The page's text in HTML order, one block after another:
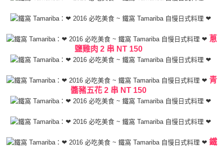
蔥
鹽雞肉 2 串 NT 150
青
醬豬五花 2 串 NT 150
鐵